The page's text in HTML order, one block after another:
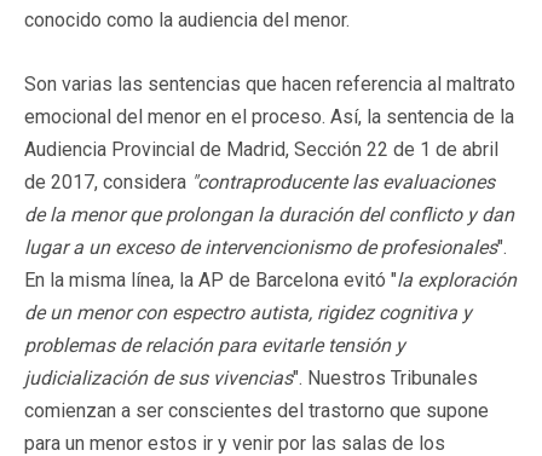
conocido como la audiencia del menor.
Son varias las sentencias que hacen referencia al maltrato
emocional del menor en el proceso. Así, la sentencia de la
Audiencia Provincial de Madrid, Sección 22 de 1 de abril
de 2017, considera "contraproducente las evaluaciones
de la menor que prolongan la duración del conflicto y dan
lugar a un exceso de intervencionismo de profesionales".
En la misma línea, la AP de Barcelona evitó "la exploración
de un menor con espectro autista, rigidez cognitiva y
problemas de relación para evitarle tensión y
judicialización de sus vivencias". Nuestros Tribunales
comienzan a ser conscientes del trastorno que supone
para un menor estos ir y venir por las salas de los